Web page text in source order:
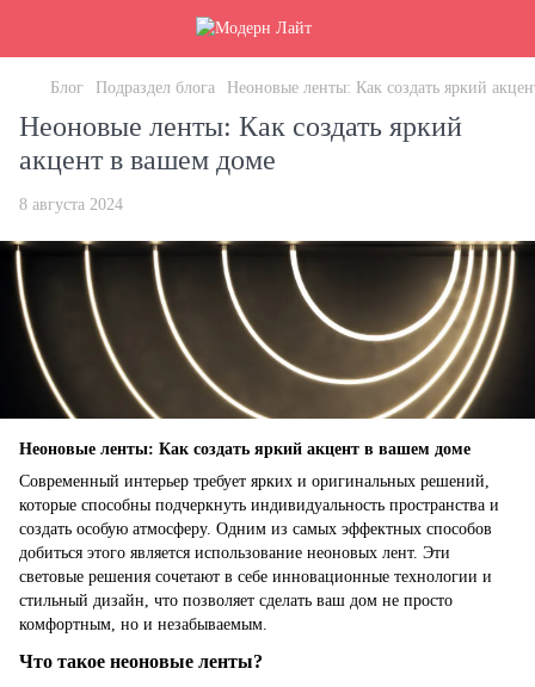
Блог Подраздел блога Неоновые ленты: Как создать яркий
Неоновые ленты: Как создать яркий
акцент в вашем доме
8 августа 2024
Неоновые ленты: Как создать яркий акцент в вашем доме
Современный интерьер требует ярких и оригинальных решений,
которые способны подчеркнуть индивидуальность пространства и
создать особую атмосферу. Одним из самых эффектных способов
добиться этого является использование неоновых лент. Эти
световые решения сочетают в себе инновационные технологии и
стильный дизайн, что позволяет сделать ваш дом не просто
комфортным, но и незабываемым.
Что такое неоновые ленты?